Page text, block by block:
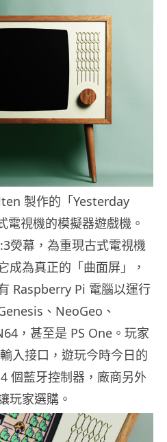
製作的「Yesterday
視機的模擬器遊戲機。
熒幕，為重現古式電視機
成為真正的「曲面屏」，
Raspberry Pi 電腦以運行
、NeoGeo、
，甚至是 PS One。玩家
入接口，遊玩今時今日的
個藍牙控制器，廠商另外
玩家選購。